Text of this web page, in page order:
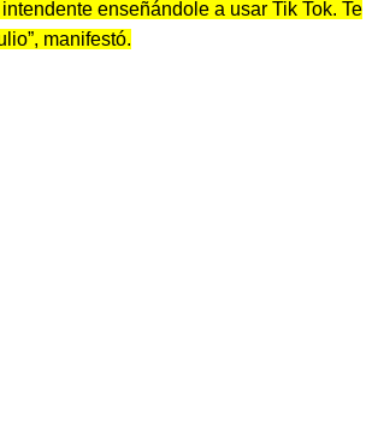
enseñándole a usar Tik Tok. Te
manifestó.